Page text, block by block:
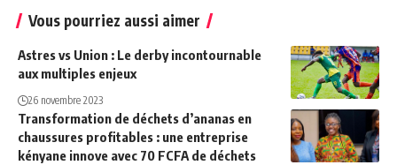
Vous pourriez aussi aimer
Astres vs Union : Le derby incontournable
aux multiples enjeux
26 novembre 2023
Transformation de déchets d’ananas en
chaussures profitables : une entreprise
kényane innove avec 70 FCFA de déchets